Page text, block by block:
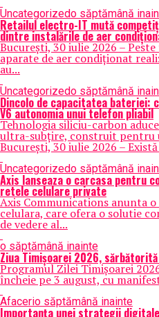
Uncategorizedo săptămână
Retailul electro-IT mută
dintre instalările de aer
București, 30 iulie 2026 –
aparate de aer condiționat
au...
Uncategorizedo săptămână
Dincolo de capacitatea bateriei:
V6 autonomia unui telefon pliabil
Tehnologia siliciu-carbon
ultra-subțire, construit pentru
București, 30 iulie 2026 –
Uncategorizedo săptămână
Axis lanseaza o carcasa pentru
retele celulare private
Axis Communications anunta
celulara, care ofera o solutie
de vedere al...
o săptămână inainte
Ziua Timișoarei 2026,
Programul Zilei Timișoarei
încheie pe 3 august, cu
Afacerio săptămână inainte
Importanța unei strategii